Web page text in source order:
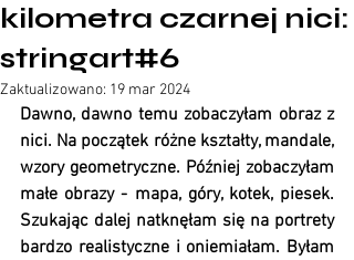
kilometra czarnej nici:
stringart#6
Zaktualizowano: 19 mar 2024
Dawno, dawno temu zobaczyłam obraz z
nici. Na początek różne kształty, mandale,
wzory geometryczne. Później zobaczyłam
małe obrazy - mapa, góry, kotek, piesek.
Szukając dalej natknęłam się na portrety
bardzo realistyczne i oniemiałam. Byłam